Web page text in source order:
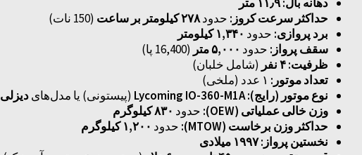
حداکثر سرعت کروز: حدود۲۷۸ کیلومتر بر ساعت
(150 نات)
برد پروازی: حدود ۱,۳۴۰ کیلومتر
سقف پرواز: حدود ۵,۰۰۰ متر
(16,400 پا)
ظرفیت:۴ نفر
(شامل خلبان)
تعداد موتور:
نوع موتور (رایج):Lycoming IO-360-M1A (پیستونی) یا مدل‌هایدیزلی Austro Engine
وزن خالی عملیاتی (OEW):
حدود ۸۳۰ کیلوگرم
حداکثر وزن برخاست (MTOW):
حدود ۱,۲۰۰ کیلوگرم
نخستین پرواز:۱۹۹۷ میلادی